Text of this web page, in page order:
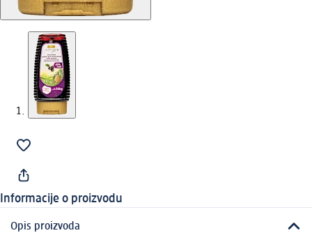
Informacije o proizvodu
Opis proizvoda